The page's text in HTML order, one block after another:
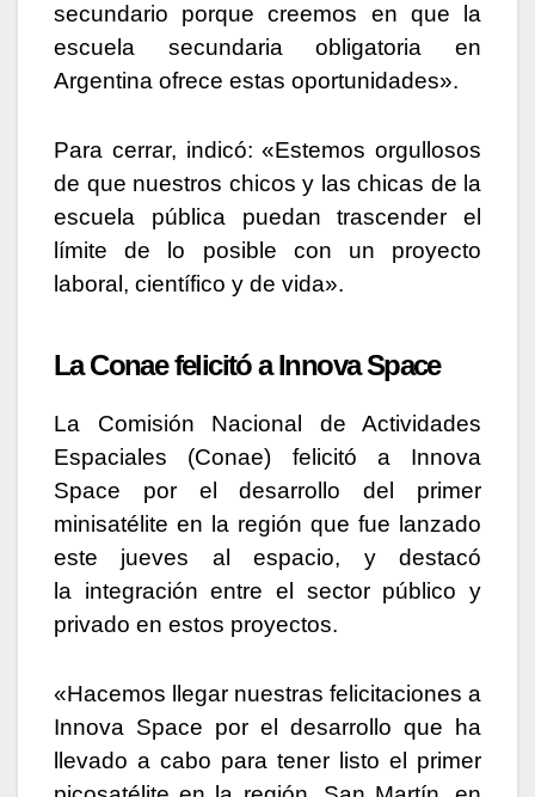
secundario porque creemos en que la
escuela secundaria obligatoria en
Argentina ofrece estas oportunidades».
Para cerrar, indicó: «Estemos orgullosos
de que nuestros chicos y las chicas de la
escuela pública puedan trascender el
límite de lo posible con un proyecto
laboral, científico y de vida».
La Conae felicitó a Innova Space
La Comisión Nacional de Actividades
Espaciales (Conae) felicitó a Innova
Space por el desarrollo del primer
minisatélite en la región que fue lanzado
este jueves al espacio, y destacó
la integración entre el sector público y
privado en estos proyectos.
«Hacemos llegar nuestras felicitaciones a
Innova Space por el desarrollo que ha
llevado a cabo para tener listo el primer